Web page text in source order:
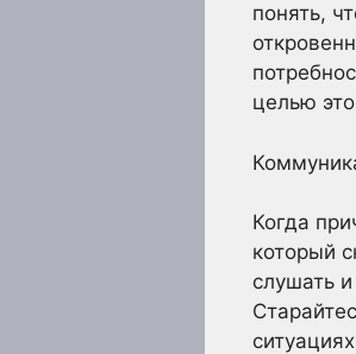
понять,
целью
Когда
который
слушать